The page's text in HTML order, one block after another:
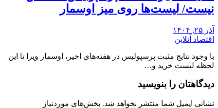
نیست/ لیست‌ها روی میز اوسمار
آذر ۲۵, ۱۴۰۴
اقتصاد آنلاین
با وجود نتایج مثبت پرسپولیس در هفته‌های اخیر، اوسمار ویرا تا این
لحظه لیست خرید و…
دیدگاهتان را بنویسید
نشانی ایمیل شما منتشر نخواهد شد. بخش‌های موردنیاز